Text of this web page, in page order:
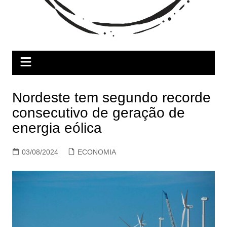
Nordeste tem segundo recorde
consecutivo de geração de
energia eólica
03/08/2024 ECONOMIA